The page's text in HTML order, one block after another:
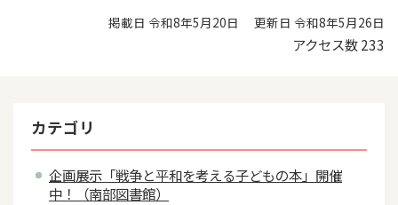
掲載日 令和8年5月20日 更新日 令和8年5月26日
アクセス数233
カテゴリ
企画展示「戦争と平和を考える子どもの本」開催
中！（南部図書館）